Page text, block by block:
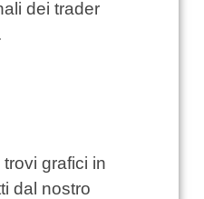
dei trader
grafici in
dal nostro